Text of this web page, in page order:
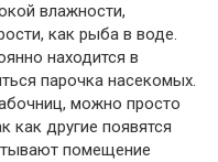
влажности,
как рыба в воде.
находится в
парочка насекомых.
можно просто
как другие появятся
помещение